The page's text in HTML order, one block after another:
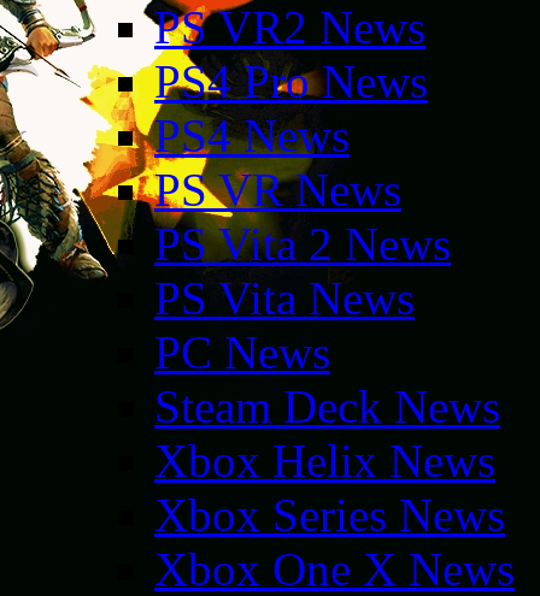
PS VR2 News
PS4 Pro News
PS4 News
PS VR News
PS Vita 2 News
PS Vita News
PC News
Steam Deck News
Xbox Helix News
Xbox Series News
Xbox One X News